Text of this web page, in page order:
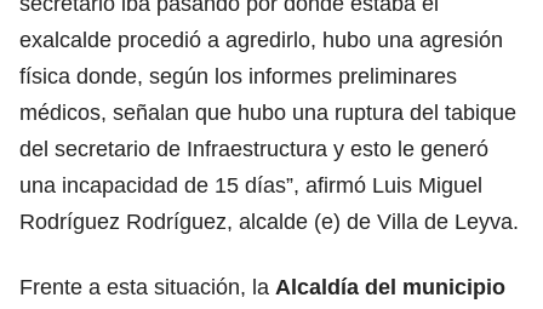
exalcalde procedió a agredirlo, hubo una agresión
física donde, según los informes preliminares
médicos, señalan que hubo una ruptura del tabique
del secretario de Infraestructura y esto le generó
una incapacidad de 15 días”, afirmó Luis Miguel
Rodríguez Rodríguez, alcalde (e) de Villa de Leyva.
Frente a esta situación, la Alcaldía del municipio